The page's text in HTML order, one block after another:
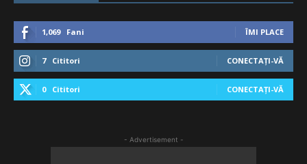
1,069 Fani ÎMI PLACE
7 Cititori CONECTAȚI-VĂ
0 Cititori CONECTAȚI-VĂ
- Advertisement -